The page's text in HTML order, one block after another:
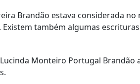
Brandão estava considerada
também algumas
Monteiro Portugal